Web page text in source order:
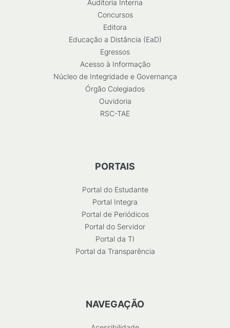
Auditoria Interna
Concursos
Editora
Educação a Distância (EaD)
Egressos
Acesso à Informação
Núcleo de Integridade e Governança
Órgão Colegiados
Ouvidoria
RSC-TAE
PORTAIS
Portal do Estudante
Portal Integra
Portal de Periódicos
Portal do Servidor
Portal da TI
Portal da Transparência
NAVEGAÇÃO